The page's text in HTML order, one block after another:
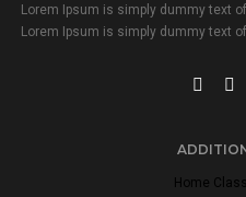
Lorem Ipsum is simply dummy text
Lorem Ipsum is simply dummy text
Home